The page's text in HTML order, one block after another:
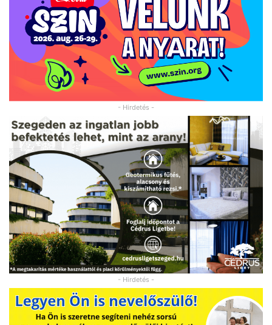
- Hirdetés -
- Hirdetés -